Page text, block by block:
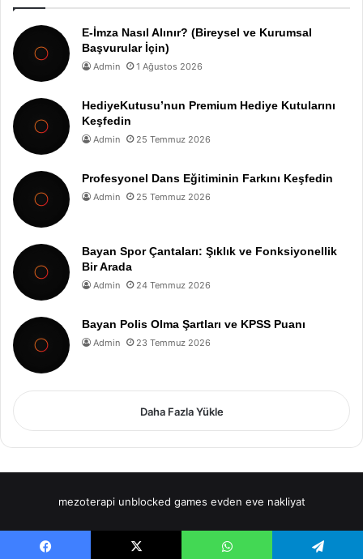
E-İmza Nasıl Alınır? (Bireysel ve Kurumsal
Başvurular İçin)
Admin 1 Ağustos 2026
HediyeKutusu’nun Premium Hediye Kutularını
Keşfedin
Admin 25 Temmuz 2026
Profesyonel Dans Eğitiminin Farkını Keşfedin
Admin 25 Temmuz 2026
Bayan Spor Çantaları: Şıklık ve Fonksiyonellik
Bir Arada
Admin 24 Temmuz 2026
Bayan Polis Olma Şartları ve KPSS Puanı
Admin 23 Temmuz 2026
Daha Fazla Yükle
mezoterapi unblocked games evden eve nakliyat